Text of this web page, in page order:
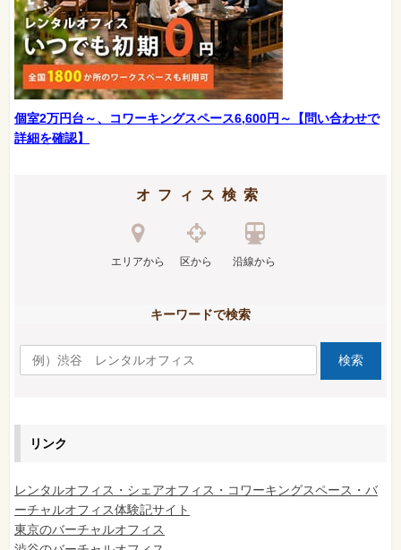
個室2万円台～、コワーキングスペース6,600円～【問い合わせで
詳細を確認】
オフィス検索
エリアから 区から 沿線から
キーワードで検索
リンク
レンタルオフィス・シェアオフィス・コワーキングスペース・バ
ーチャルオフィス体験記サイト
東京のバーチャルオフィス